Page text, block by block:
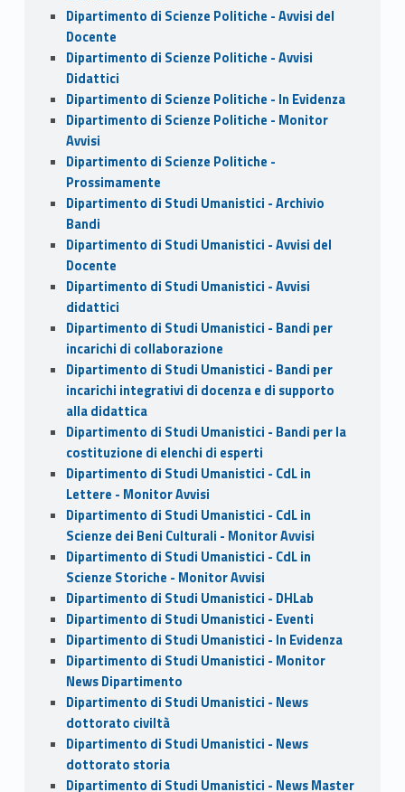
Dipartimento di Scienze Politiche - Avvisi del
Docente
Dipartimento di Scienze Politiche - Avvisi
Didattici
Dipartimento di Scienze Politiche - In Evidenza
Dipartimento di Scienze Politiche - Monitor
Avvisi
Dipartimento di Scienze Politiche -
Prossimamente
Dipartimento di Studi Umanistici - Archivio
Bandi
Dipartimento di Studi Umanistici - Avvisi del
Docente
Dipartimento di Studi Umanistici - Avvisi
didattici
Dipartimento di Studi Umanistici - Bandi per
incarichi di collaborazione
Dipartimento di Studi Umanistici - Bandi per
incarichi integrativi di docenza e di supporto
alla didattica
Dipartimento di Studi Umanistici - Bandi per la
costituzione di elenchi di esperti
Dipartimento di Studi Umanistici - CdL in
Lettere - Monitor Avvisi
Dipartimento di Studi Umanistici - CdL in
Scienze dei Beni Culturali - Monitor Avvisi
Dipartimento di Studi Umanistici - CdL in
Scienze Storiche - Monitor Avvisi
Dipartimento di Studi Umanistici - DHLab
Dipartimento di Studi Umanistici - Eventi
Dipartimento di Studi Umanistici - In Evidenza
Dipartimento di Studi Umanistici - Monitor
News Dipartimento
Dipartimento di Studi Umanistici - News
dottorato civiltà
Dipartimento di Studi Umanistici - News
dottorato storia
Dipartimento di Studi Umanistici - News Master